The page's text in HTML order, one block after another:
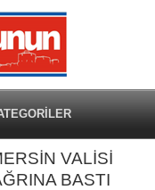
VALİSİ
BASTI